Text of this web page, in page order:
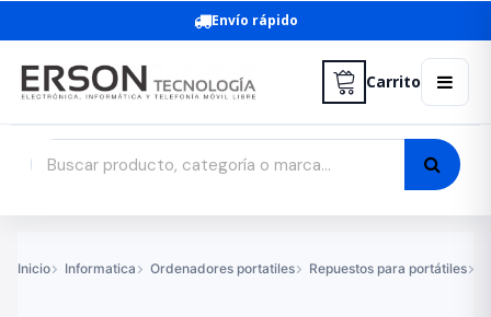
Envío rápido
Carrito
Inicio Informatica Ordenadores portatiles Repuestos para portátiles